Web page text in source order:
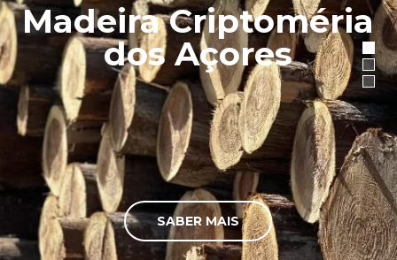
Madeira Criptoméria
dos Açores
SABER MAIS